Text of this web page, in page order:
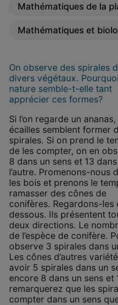
Mathématiques de la
Mathématiques et
On observe des spirales
divers végétaux.
nature semble-t-elle tant
apprécier ces formes?
Si l’on regarde un
écailles semblent former
spirales. Si on prend le
de les compter, on en
8 dans un sens et 13 dans
l’autre. Promenons-nous
les bois et prenons le
ramasser des cônes de
conifères. Regardons-les
dessous. Ils présentent
deux directions. Le
de l’espèce de conifère.
observe 3 spirales dans
Les cônes d’autres
avoir 5 spirales dans un
encore 8 dans un sens et
remarquerez que les
compter dans un sens